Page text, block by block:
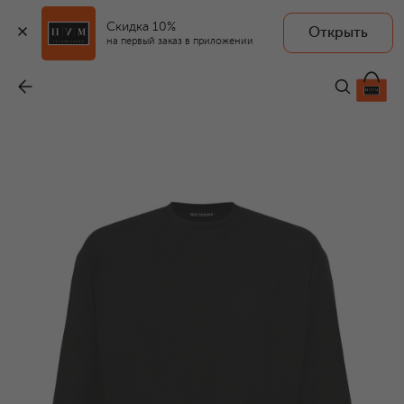
Скидка 10%
на первый заказ в приложении
Открыть